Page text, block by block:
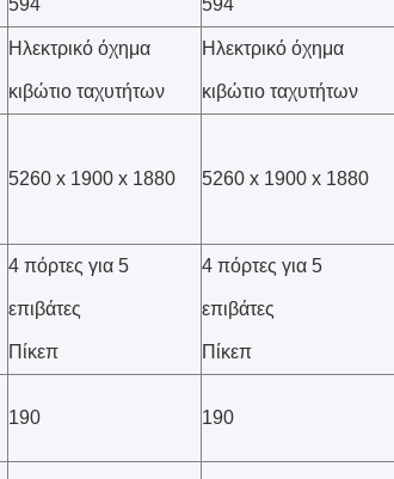
594 594
Ηλεκτρικό όχημα
κιβώτιο ταχυτήτων
Ηλεκτρικό όχημα
κιβώτιο ταχυτήτων
5260 x 1900 x 1880 5260 x 1900 x 1880
4 πόρτες για 5
επιβάτες
Πίκεπ
4 πόρτες για 5
επιβάτες
Πίκεπ
190 190